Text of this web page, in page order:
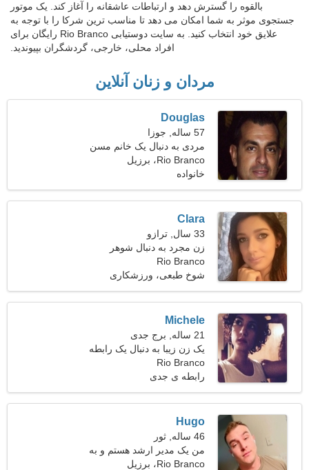
بالقوه را گسترش دهد و ارتباطات عاشقانه را آغاز کند. یک موتور
جستجوی موثر به شما امکان می دهد تا مناسب ترین شرکا را با توجه به
علایق خود انتخاب کنید. به سایت دوستیابی Rio Branco رایگان برای
افراد محلی، خارجی، گردشگران بپیوندید.
مردان و زنان آنلاین
Douglas
57 ساله, جوزا
مردی به دنبال یک خانم مسن
46-55
Rio Branco، برزیل
خانواده
Clara
33 سال, ترازو
زن مجرد به دنبال شوهر
Rio Branco
شوخ طبعی، ورزشکاری
Michele
21 ساله, برج جدی
یک زن زیبا به دنبال یک رابطه
پرشور است
Rio Branco
رابطه ی جدی
Hugo
46 ساله, ثور
من یک مدیر ارشد هستم و به
دنبال یک زن بازیگوش هستم
Rio Branco، برزیل